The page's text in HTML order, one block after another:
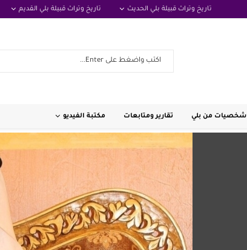
تاريخ وتراث قبيلة بلي الحديث تاريخ وتراث قبيلة بلي القديم
شخصيات من بلي تقارير ومتابعات مكتبة الفيديو